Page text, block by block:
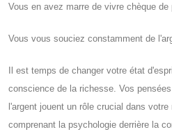
Vous en avez marre de vivre chèque
Vous vous souciez constamment de
Il est temps de changer votre état
conscience de la richesse. Vos
l'argent jouent un rôle crucial dans
comprenant la psychologie derrière la